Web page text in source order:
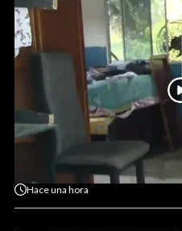
Haceuna hora